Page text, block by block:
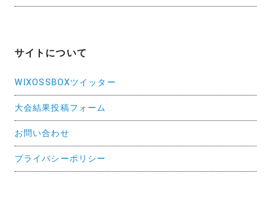
サイトについて
WIXOSSBOXツイッター
大会結果投稿フォーム
お問い合わせ
プライバシーポリシー